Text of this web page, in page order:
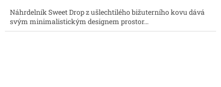
Náhrdelník Sweet Drop z ušlechtilého bižuterního kovu dává
svým minimalistickým designem prostor...